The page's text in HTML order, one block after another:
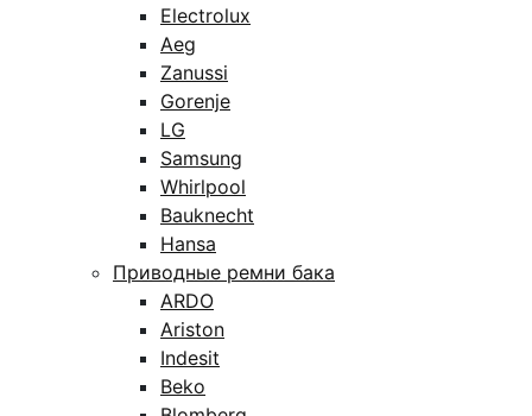
Electrolux
Aeg
Zanussi
Gorenje
LG
Samsung
Whirlpool
Bauknecht
Hansa
Приводные ремни бака
ARDO
Ariston
Indesit
Beko